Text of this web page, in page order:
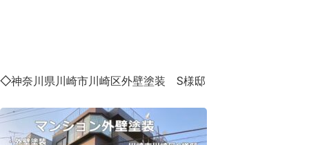
◇神奈川県川崎市川崎区外壁塗装 S様邸